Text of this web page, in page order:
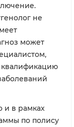
не
может
квалификацию
и в рамках
по полису